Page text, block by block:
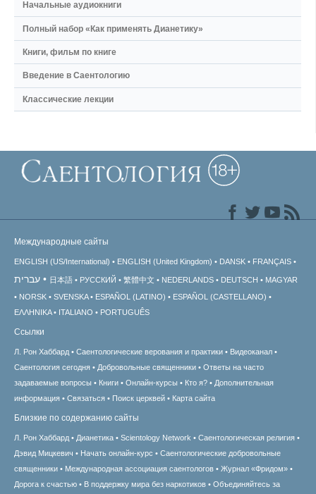
Начальные аудиокниги
Полный набор «Как применять Дианетику»
Книги, фильм по книге
Введение в Саентологию
Классические лекции
Международные сайты
ENGLISH (US/International) ENGLISH (United Kingdom) DANSK FRANÇAIS
עברית 日本語 РУССКИЙ 繁體中文 NEDERLANDS DEUTSCH
MAGYAR
NORSK
SVENSKA ESPAÑOL (LATINO)
ESPAÑOL (CASTELLANO)
ΕΛΛΗΝΙΚA
ITALIANO PORTUGUÊS
Ссылки
Л. Рон Хаббард Саентологические верования и практики
Видеоканал
Саентология сегодня
Добровольные священники
Ответы на часто
задаваемые вопросы
Книги Онлайн-курсы Кто я?
Дополнительная
информация
Связаться Поиск церквей Карта сайта
Близкие по содержанию сайты
Л. Рон Хаббард Дианетика Scientology Network
Саентологическая религия
Дэвид Мицкевич
Начать онлайн-курс
Саентологические добровольные
священники
Международная ассоциация саентологов
Журнал «Фридом»
Дорога к счастью
В поддержку мира без наркотиков Объединяйтесь за